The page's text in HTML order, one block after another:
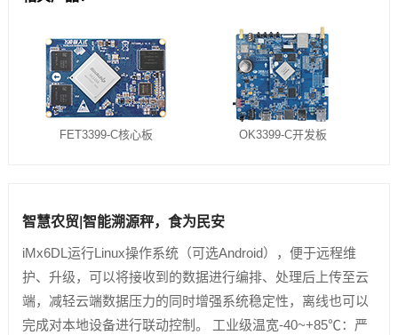
FET3399-C核心板 OK3399-C开发板
智慧农贸|智能溯源秤，食为民安
iMx6DL运行Linux操作系统（可选Android），便于远程维
护、升级，可以将接收到的数据进行编排、处理后上传至云
端，减轻云端数据压力的同时增强系统稳定性，离线也可以
完成对本地设备进行联动控制。 工业级温宽-40~+85℃：严